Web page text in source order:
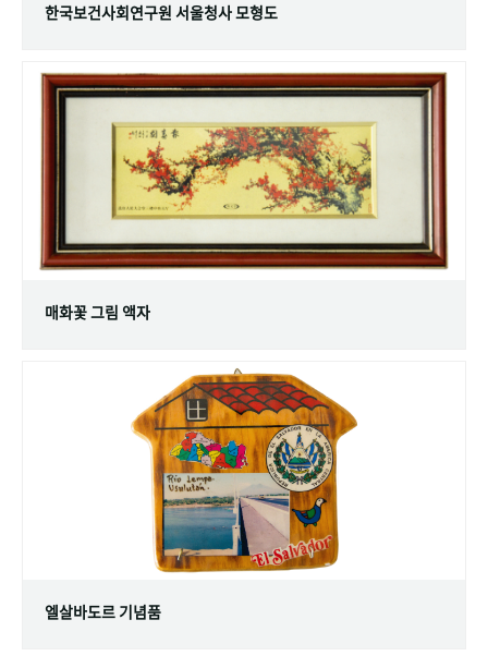
한국보건사회연구원 서울청사 모형도
매화꽃 그림 액자
엘살바도르 기념품